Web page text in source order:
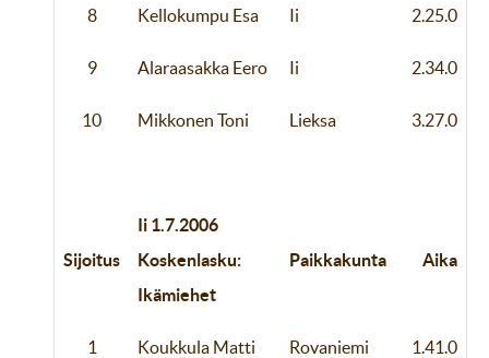
8 Kellokumpu Esa Ii 2.25.0
9 Alaraasakka Eero Ii 2.34.0
10 Mikkonen Toni Lieksa 3.27.0
Sijoitus
Ii 1.7.2006
Koskenlasku:
Ikämiehet
Paikkakunta Aika
1 Koukkula Matti Rovaniemi 1.41.0